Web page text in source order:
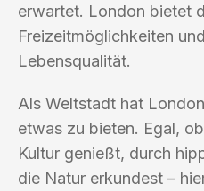
erwartet. London bietet
Freizeitmöglichkeiten
Lebensqualität.
Als Weltstadt hat
etwas zu bieten. Egal,
Kultur genießt, durch
die Natur erkundest –